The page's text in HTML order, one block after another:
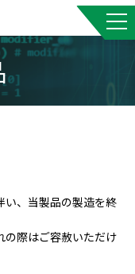
い、当製品の製造を終
の際はご容赦いただけ